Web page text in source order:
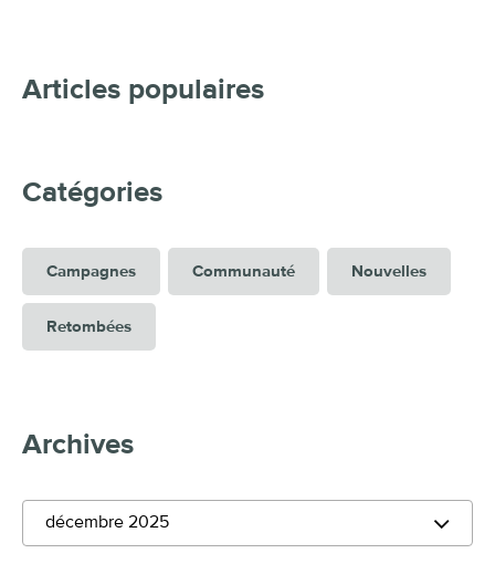
Articles populaires
Catégories
Campagnes Communauté Nouvelles
Retombées
Archives
décembre 2025